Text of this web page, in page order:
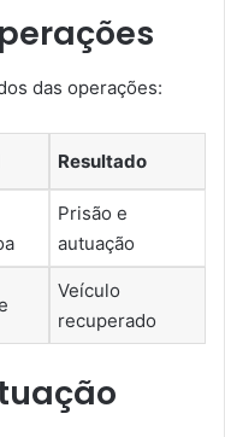
das operações:
Resultado
Prisão e
autuação
Veículo
recuperado